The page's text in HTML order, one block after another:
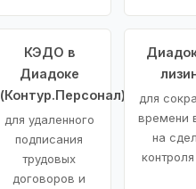
КЭДО в
Диадоке
(Контур.Персонал)
для удаленного
подписания
трудовых
договоров и
для
времени
на